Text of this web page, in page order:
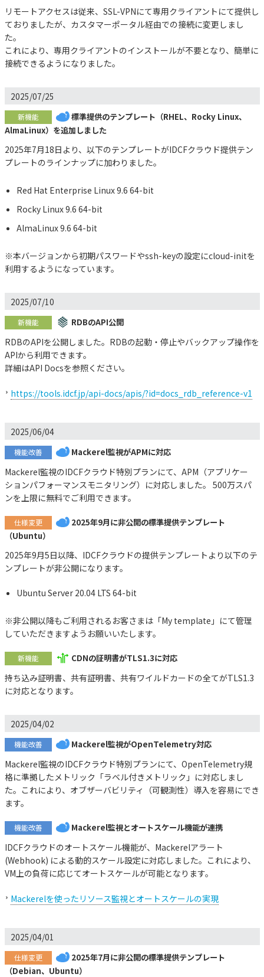
リモートアクセスは従来、SSL-VPNにて専用クライアントにて提供し
ておりましたが、カスタマーポータル経由での接続に変更しまし
た。
これにより、専用クライアントのインストールが不要となり、簡単に
接続できるようになりました。
2025/07/25
新機能
標準提供のテンプレート（RHEL、Rocky Linux、
AlmaLinux）を追加しました
2025年7月18日より、以下のテンプレートがIDCFクラウド提供テン
プレートのラインナップに加わりました。
Red Hat Enterprise Linux 9.6 64-bit
Rocky Linux 9.6 64-bit
AlmaLinux 9.6 64-bit
※本バージョンから初期パスワードやssh-keyの設定にcloud-initを
利用するようになっています。
2025/07/10
新機能 RDBのAPI公開
RDBのAPIを公開しました。RDBの起動・停止やバックアップ操作を
APIから利用できます。
詳細はAPI Docsを参照ください。
https://tools.idcf.jp/api-docs/apis/?id=docs_rdb_reference-v1
2025/06/04
機能改善 Mackerel監視がAPMに対応
Mackerel監視のIDCFクラウド特別プランにて、APM（アプリケー
ションパフォーマンスモニタリング）に対応しました。 500万スパ
ンを上限に無料でご利用できます。
仕様変更
2025年9月に非公開の標準提供テンプレート
（Ubuntu）
2025年9月5日以降、IDCFクラウドの提供テンプレートより以下のテ
ンプレートが非公開になります。
Ubuntu Server 20.04 LTS 64-bit
※非公開以降もご利用されるお客さまは「My template」にて管理
していただきますようお願いいたします。
新機能 CDNの証明書がTLS1.3に対応
持ち込み証明書、共有証明書、共有ワイルドカードの全てがTLS1.3
に対応となります。
2025/04/02
機能改善 Mackerel監視がOpenTelemetry対応
Mackerel監視のIDCFクラウド特別プランにて、OpenTelemetry規
格に準拠したメトリック「ラベル付きメトリック」に対応しまし
た。これにより、オブザーバビリティ（可観測性）導入を容易にでき
ます。
機能改善 Mackerel監視とオートスケール機能が連携
IDCFクラウドのオートスケール機能が、Mackerelアラート
(Webhook) による動的スケール設定に対応しました。これにより、
VM上の負荷に応じてオートスケールが可能となります。
Mackerelを使ったリソース監視とオートスケールの実現
2025/04/01
仕様変更
2025年7月に非公開の標準提供テンプレート
（Debian、Ubuntu）